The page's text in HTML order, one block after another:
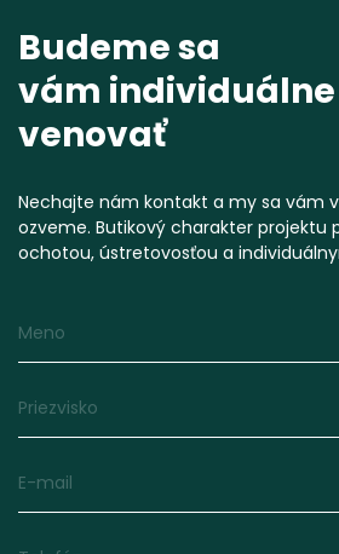
Budeme sa
vám individuálne
venovať
Nechajte nám kontakt a my sa vám
ozveme. Butikový charakter projektu
ochotou, ústretovosťou a
Meno
Priezvisko
E-mail